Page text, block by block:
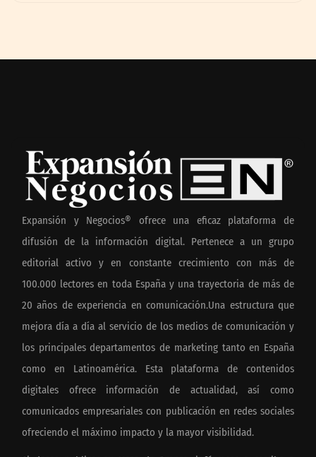
Expansión y Negocios® ofrece una eficaz plataforma de
difusión de la información digital. Pertenece a un grupo
editorial activo y en constante crecimiento con más de
100.000 lectores en toda España y una trayectoria de más de
20 años de experiencia en comunicación.Una estructura que
mejora día a día al servicio de los medios de comunicación y
los principales departamentos de marketing tanto en España
como en Latinoamérica. Esta plataforma de contenidos
digitales ofrece información de actualidad, así como
comunicados empresariales con publicación en redes sociales
ofreciendo el máximo impacto y la mayor visibilidad.